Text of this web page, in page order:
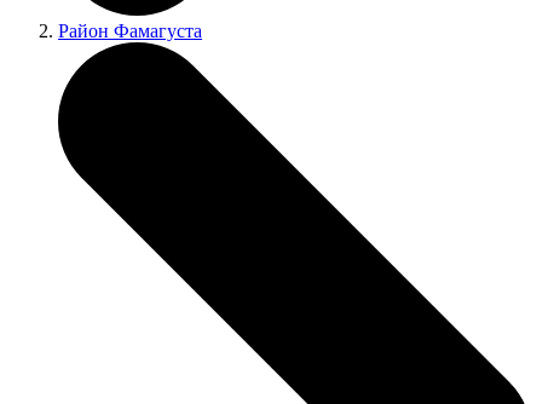
Район Фамагуста